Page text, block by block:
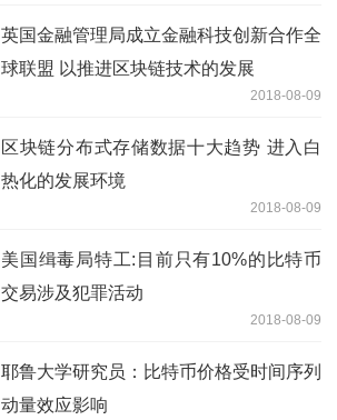
英国金融管理局成立金融科技创新合作全
球联盟 以推进区块链技术的发展
2018-08-09
区块链分布式存储数据十大趋势 进入白
热化的发展环境
2018-08-09
美国缉毒局特工:目前只有10%的比特币
交易涉及犯罪活动
2018-08-09
耶鲁大学研究员：比特币价格受时间序列
动量效应影响